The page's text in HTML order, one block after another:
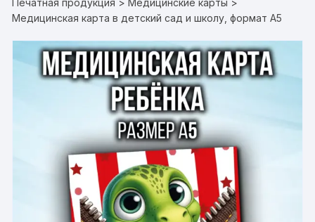
Печатная продукция >Медицинские карты >
Медицинская карта в детский сад и школу, формат А5